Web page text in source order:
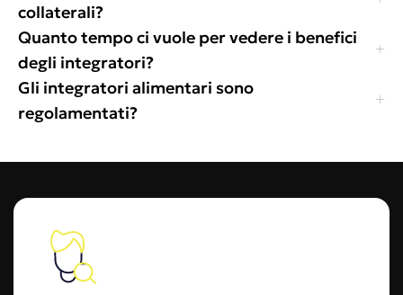
collaterali?
Quanto tempo ci vuole per vedere i benefici
degli integratori?
Gli integratori alimentari sono
regolamentati?